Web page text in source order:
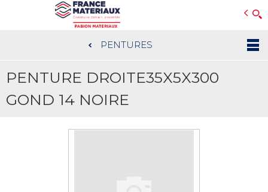
au
contenu
PENTURES
PENTURE DROITE35X5X300
GOND 14 NOIRE